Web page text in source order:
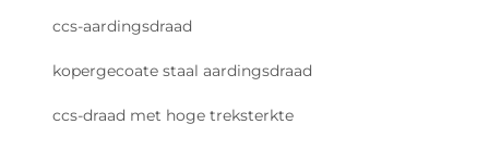
onderliggende aluminium. Slimme fabrikanten
diffusiebarrières aan te brengen onder hun
gebruikelijke tin- of zilvercoatings, en
ccs-aardingsdraad
kopergecoate staal aardingsdraad
ccs-draad met hoge treksterkte